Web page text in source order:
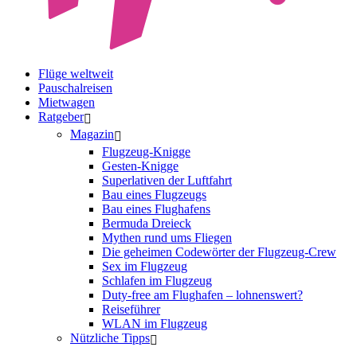
Flüge weltweit
Pauschalreisen
Mietwagen
Ratgeber
Magazin
Flugzeug-Knigge
Gesten-Knigge
Superlativen der Luftfahrt
Bau eines Flugzeugs
Bau eines Flughafens
Bermuda Dreieck
Mythen rund ums Fliegen
Die geheimen Codewörter der Flugzeug-Crew
Sex im Flugzeug
Schlafen im Flugzeug
Duty-free am Flughafen – lohnenswert?
Reiseführer
WLAN im Flugzeug
Nützliche Tipps